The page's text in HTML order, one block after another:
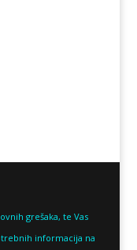
grešaka, te Vas
informacija na